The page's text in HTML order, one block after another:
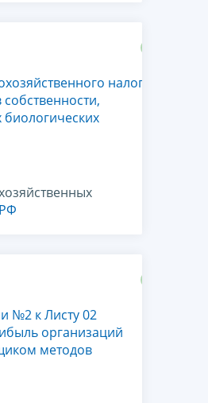
налога.
№2 к Листу 02
организаций
методов